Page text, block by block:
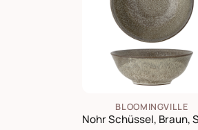
BLOOMINGVILLE